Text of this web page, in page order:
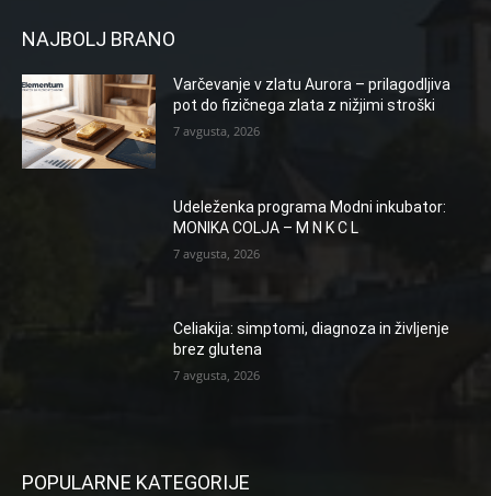
NAJBOLJ BRANO
Varčevanje v zlatu Aurora – prilagodljiva
pot do fizičnega zlata z nižjimi stroški
7 avgusta, 2026
Udeleženka programa Modni inkubator:
MONIKA COLJA – M N K C L
7 avgusta, 2026
Celiakija: simptomi, diagnoza in življenje
brez glutena
7 avgusta, 2026
POPULARNE KATEGORIJE